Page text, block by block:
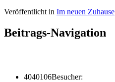
Veröffentlicht in Im neuen Zuhause
Beitrags-Navigation
4040106Besucher: